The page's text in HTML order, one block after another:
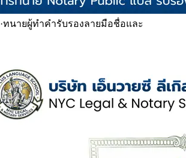
·ทนายผู้ทำคำรับรองลายมือชื่อและ